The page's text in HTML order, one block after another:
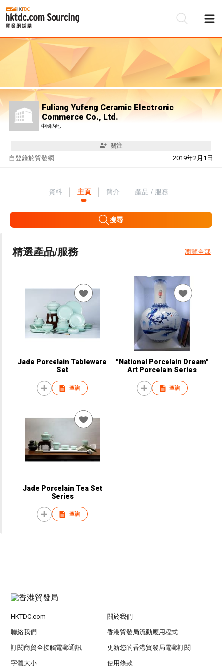
Fuliang Yufeng Ceramic Electronic
Commerce Co., Ltd.
中國內地
關注
自 2019年2月1日
登錄於貿發網
資料 主頁 簡介 產品 / 服務
搜尋
精選產品/服務 瀏覽全部
Jade Porcelain Tableware
Set
查詢
"National Porcelain Dream"
Art Porcelain Series
查詢
Jade Porcelain Tea Set
Series
查詢
HKTDC.com 關於我們
聯絡我們 香港貿發局流動應用程式
訂閱商貿全接觸電郵通訊 更新您的香港貿發局電郵訂閱
字體大小 使用條款